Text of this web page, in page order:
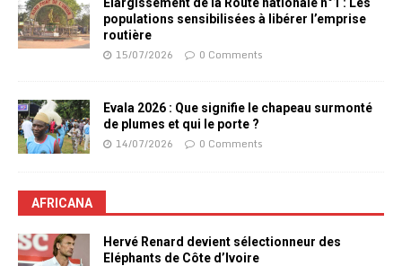
populations sensibilisées à libérer l’emprise
routière
15/07/2026 0 Comments
Evala 2026 : Que signifie le chapeau surmonté
de plumes et qui le porte ?
14/07/2026 0 Comments
AFRICANA
Hervé Renard devient sélectionneur des
Eléphants de Côte d’Ivoire